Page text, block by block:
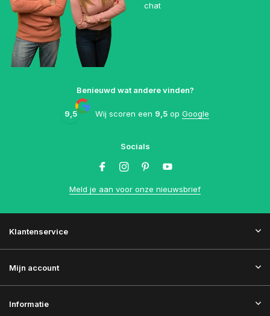
chat
Benieuwd wat andere vinden?
9,5 Wij scoren een 9,5 op Google
Socials
Meld je aan voor onze nieuwsbrief
Klantenservice
Mijn account
Informatie